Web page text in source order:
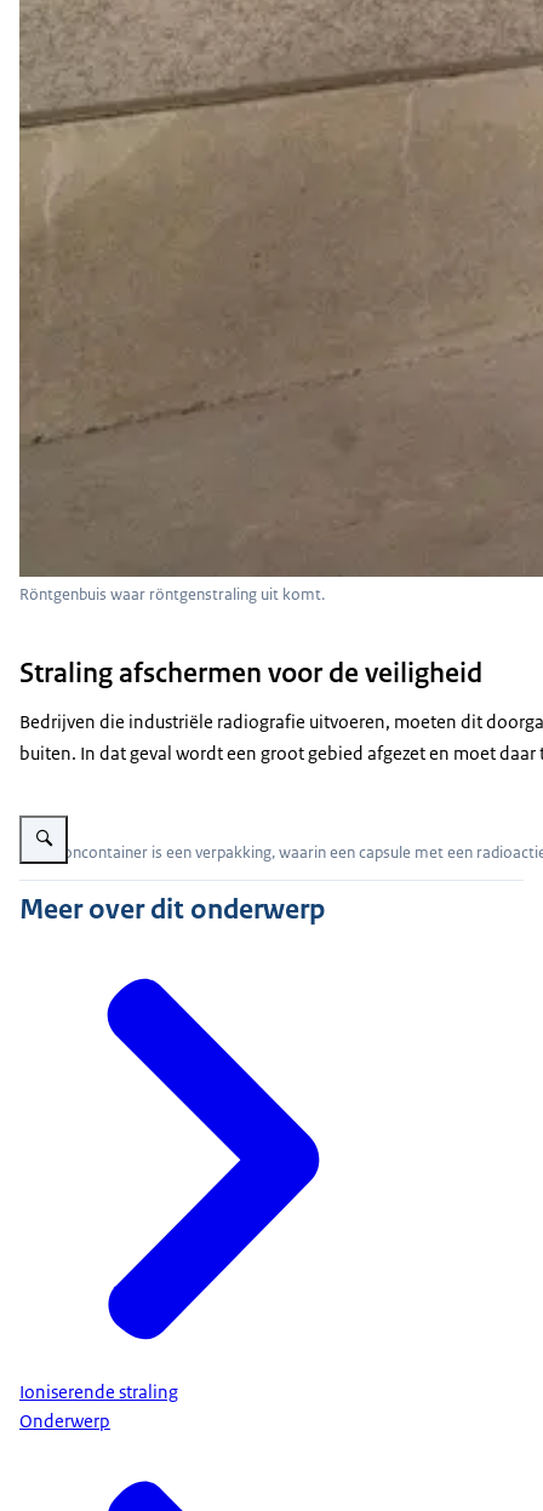
Röntgenbuis waar röntgenstraling uit komt.
Straling afschermen voor de veiligheid
Bedrijven die industriële radiografie uitvoeren, moeten dit
buiten. In dat geval wordt een groot gebied afgezet en moet
Vergroot afbeelding Foto van een zogenoemde broncontainer: een
Een broncontainer is een verpakking, waarin een capsule met een
Meer over dit onderwerp
Ioniserende straling
Onderwerp